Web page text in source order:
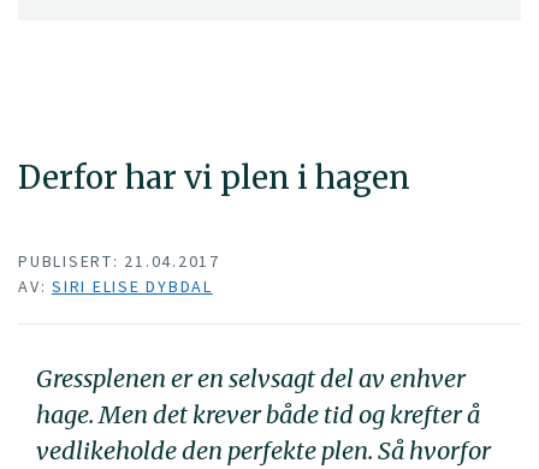
Derfor har vi plen i hagen
PUBLISERT: 21.04.2017
AV: SIRI ELISE DYBDAL
Gressplenen er en selvsagt del av enhver
hage. Men det krever både tid og krefter å
vedlikeholde den perfekte plen. Så hvorfor